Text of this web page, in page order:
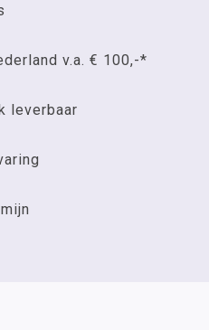
v.a. € 100,-*
leverbaar